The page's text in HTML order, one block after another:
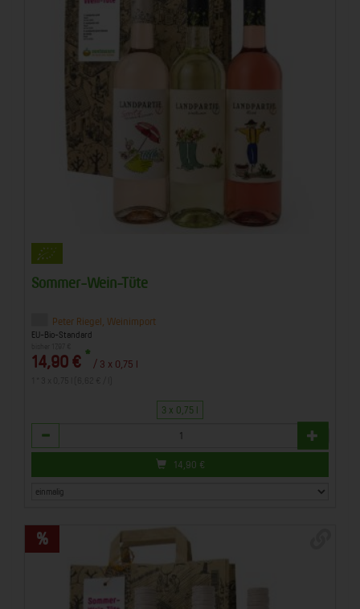
Sommer-Wein-Tüte
Peter Riegel, Weinimport
EU-Bio-Standard
14,90 € * / 3 x 0,75 l
3 x 0,75 l
Anzahl
14,90 €